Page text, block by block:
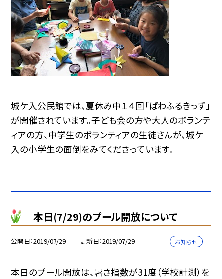
城ケ入公民館では、夏休み中１４回「ぱわふるきっず」
が開催されています。子ども会の方や大人のボランテ
ィアの方、中学生のボランティアの生徒さんが、城ケ
入の小学生の面倒をみてくださっています。
本日(7/29)のプール開放について
公開日 2019/07/29 更新日 2019/07/29 お知らせ
本日のプール開放は、暑さ指数が31度（学校計測）を